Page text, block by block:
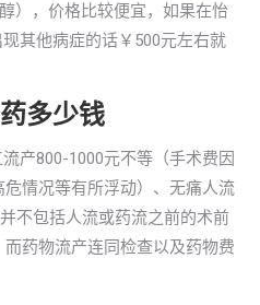
），价格比较便宜，如果在怡
其他病症的话￥500元左右就
多少钱
产800-1000元不等（手术费因
情况等有所浮动）、无痛人流
不包括人流或药流之前的术前
药物流产连同检查以及药物费